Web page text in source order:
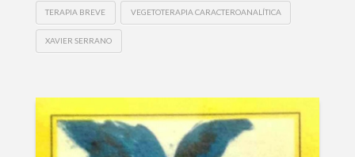
TERAPIA BREVE VEGETOTERAPIA CARACTEROANALÍTICA
XAVIER SERRANO